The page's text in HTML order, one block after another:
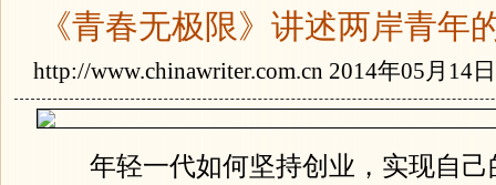
《青春无极限》讲述两岸青年
http://www.chinawriter.com.cn 2014年05月14
年轻一代如何坚持创业，实现自己